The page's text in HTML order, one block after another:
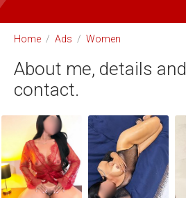
Home / Ads / Women
About me, details and
contact.